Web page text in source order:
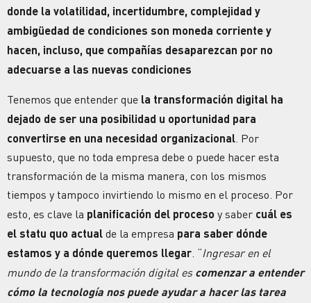
donde la volatilidad, incertidumbre, complejidad y
ambigüedad de condiciones son moneda corriente y
hacen, incluso, que compañías desaparezcan por no
adecuarse a las nuevas condiciones
Tenemos que entender que la transformación digital ha
dejado de ser una posibilidad u oportunidad para
convertirse en una necesidad organizacional . Por
supuesto, que no toda empresa debe o puede hacer esta
transformación de la misma manera, con los mismos
tiempos y tampoco invirtiendo lo mismo en el proceso. Por
esto, es clave la planificación del proceso y saber cuál es
el statu quo actual de la empresa para saber dónde
estamos y a dónde queremos llegar . “Ingresar en el
mundo de la transformación digital es comenzar a entender
cómo la tecnología nos puede ayudar a hacer las tarea